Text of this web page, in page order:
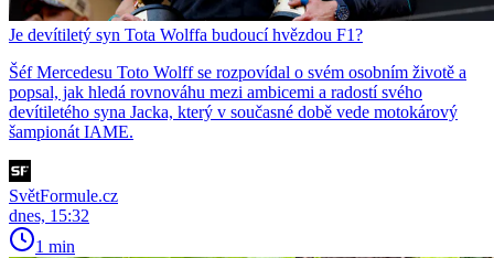
Je devítiletý syn Tota Wolffa budoucí hvězdou F1?
Šéf Mercedesu Toto Wolff se rozpovídal o svém osobním životě a
popsal, jak hledá rovnováhu mezi ambicemi a radostí svého
devítiletého syna Jacka, který v současné době vede motokárový
šampionát IAME.
SvětFormule.cz
dnes, 15:32
1 min